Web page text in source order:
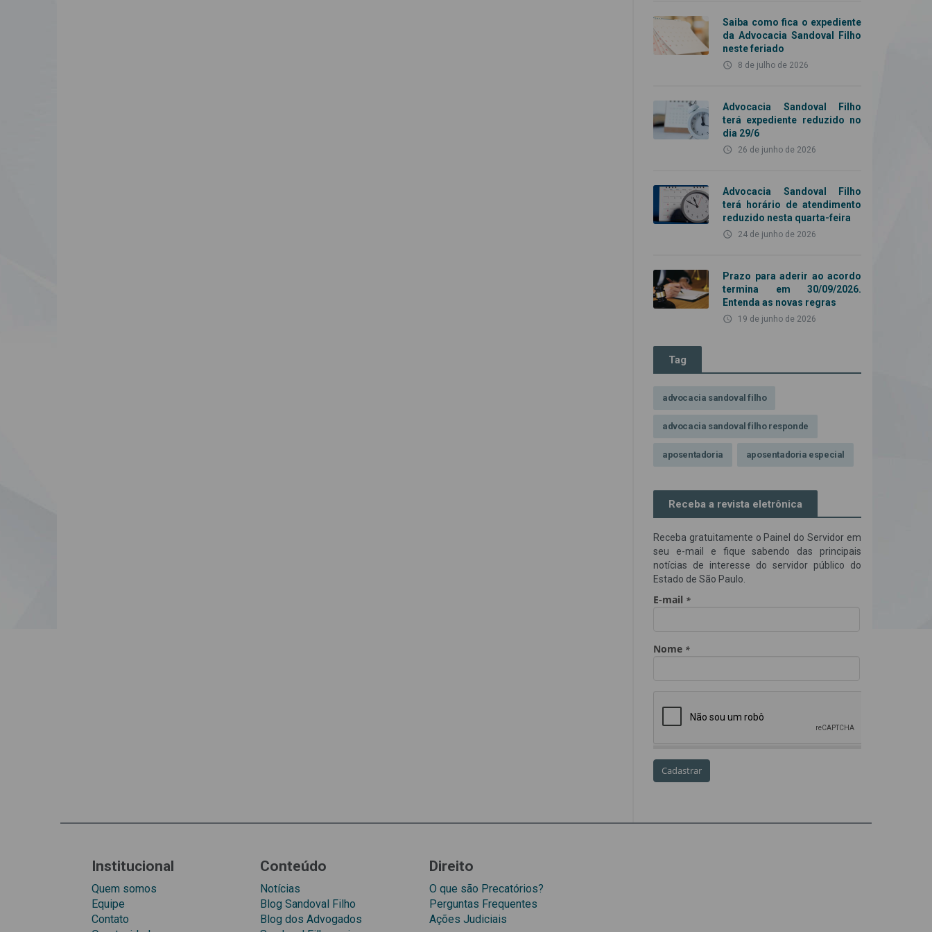
Saiba como fica o expediente
da Advocacia Sandoval Filho
neste feriado
access_time 8 de julho de 2026
Advocacia Sandoval Filho
terá expediente reduzido no
dia 29/6
access_time 26 de junho de 2026
Advocacia Sandoval Filho
terá horário de atendimento
reduzido nesta quarta-feira
access_time 24 de junho de 2026
Prazo para aderir ao acordo
termina em 30/09/2026.
Entenda as novas regras
access_time 19 de junho de 2026
Tag
advocacia sandoval filho
advocacia sandoval filho responde
aposentadoria aposentadoria especial
Campanha contra assédio ilegal
Campanha da OAB SP CNJ
Comissão de Precatórios da OAB SP
credores prioritários
Dia dos Professores
golpe do precatório
golpes a credores
Messias Falleiros OAB SP OPV
Receba a revista eletrônica
Receba gratuitamente o Painel do Servidor em
seu e-mail e fique sabendo das principais
notícias de interesse do servidor público do
Estado de São Paulo.
Institucional
Quem somos
Equipe
Contato
Conteúdo
Notícias
Blog Sandoval Filho
Blog dos Advogados
Direito
O que são Precatórios?
Perguntas Frequentes
Ações Judiciais